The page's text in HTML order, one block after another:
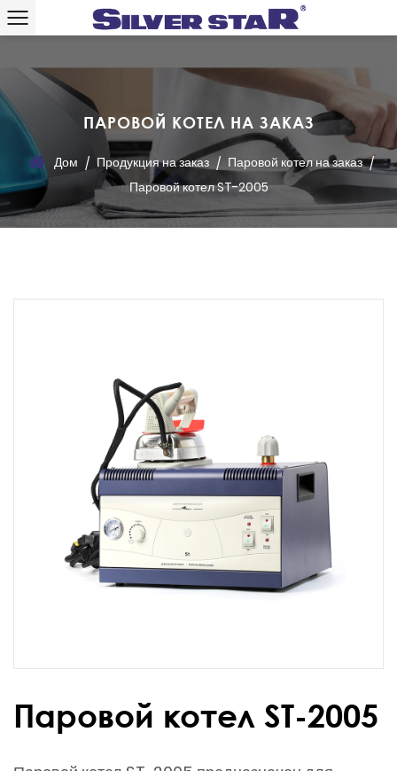
ПАРОВОЙ КОТЕЛ НА ЗАКАЗ
Дом / Продукция на заказ / Паровой котел на заказ /
Паровой котел ST-2005
Паровой котел ST-2005